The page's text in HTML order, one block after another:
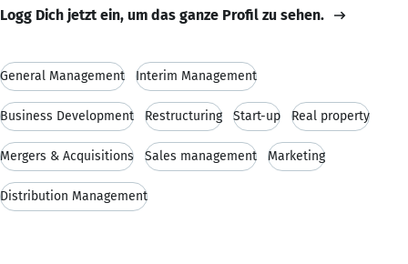
Logg Dich jetzt ein, um das ganze Profil zu sehen.
General Management Interim Management
Business Development Restructuring Start-up Real property
Mergers & Acquisitions Sales management Marketing
Distribution Management